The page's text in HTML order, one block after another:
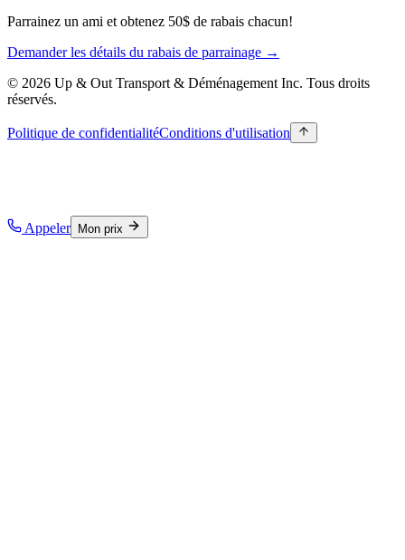
Parrainez un ami et obtenez 50$ de rabais chacun!
Demander les détails du rabais de parrainage →
© 2026 Up & Out Transport & Déménagement Inc. Tous droits
réservés.
Politique de confidentialitéConditions d'utilisation
Appeler Mon prix